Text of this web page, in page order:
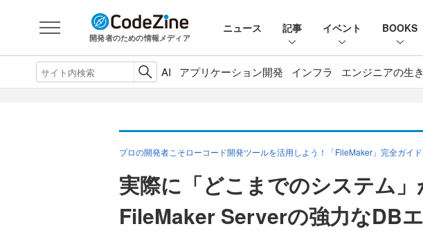
開発者のための情報メディア
ニュース 記事 イベント BOOKS
AI アプリケーション開発 インフラ エンジニアの生
プロの開発者こそローコード開発ツールを活用しよう！「FileMaker」完全ガイド
実際に「どこまでのシステム」
FileMaker Serverの強力なDB